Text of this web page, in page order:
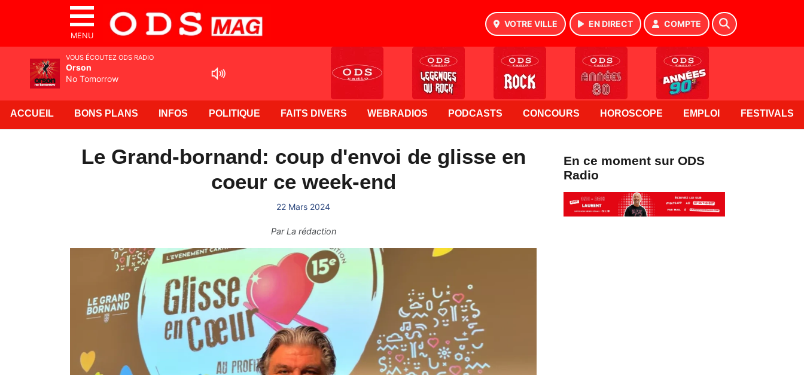
MENU
VOTRE VILLE EN DIRECT COMPTE
ACCUEIL BONS PLANS INFOS POLITIQUE FAITS DIVERS WEBRADIOS PODCASTS CONCOURS HOROSCOPE EMPLOI FESTIVALS
Le Grand-bornand: coup d'envoi de glisse en
coeur ce week-end
22 Mars 2024
ParLa rédaction
En ce moment sur ODS
Radio
VOUS ÉCOUTEZ ODS RADIO
Orson
No Tomorrow